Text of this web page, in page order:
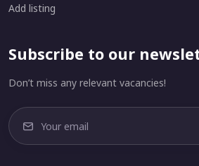
Add listing
Subscribe to our
Don’t miss any relevant vacancies!